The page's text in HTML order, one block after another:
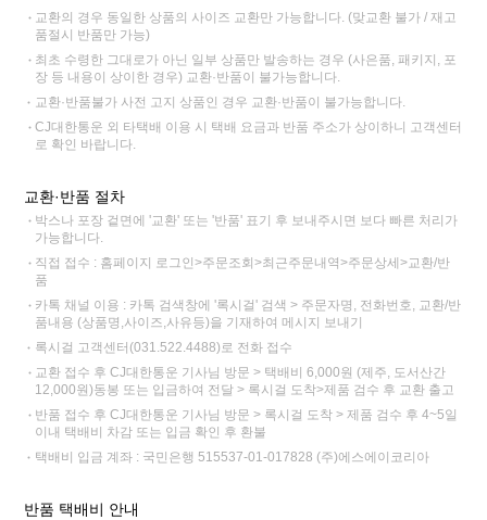
교환의 경우 동일한 상품의 사이즈 교환만 가능합니다. (맞교환 불가 / 재고
품절시 반품만 가능)
최초 수령한 그대로가 아닌 일부 상품만 발송하는 경우 (사은품, 패키지, 포
장 등 내용이 상이한 경우) 교환·반품이 불가능합니다.
교환·반품불가 사전 고지 상품인 경우 교환·반품이 불가능합니다.
CJ대한통운 외 타택배 이용 시 택배 요금과 반품 주소가 상이하니 고객센터
로 확인 바랍니다.
교환·반품 절차
박스나 포장 겉면에 '교환' 또는 '반품' 표기 후 보내주시면 보다 빠른 처리가
가능합니다.
직접 접수 : 홈페이지 로그인>주문조회>최근주문내역>주문상세>교환/반
품
카톡 채널 이용 : 카톡 검색창에 '록시걸' 검색 > 주문자명, 전화번호, 교환/반
품내용 (상품명,사이즈,사유등)을 기재하여 메시지 보내기
록시걸 고객센터(031.522.4488)로 전화 접수
교환 접수 후 CJ대한통운 기사님 방문 > 택배비 6,000원 (제주, 도서산간
12,000원)동봉 또는 입금하여 전달 > 록시걸 도착>제품 검수 후 교환 출고
반품 접수 후 CJ대한통운 기사님 방문 > 록시걸 도착 > 제품 검수 후 4~5일
이내 택배비 차감 또는 입금 확인 후 환불
택배비 입금 계좌 : 국민은행 515537-01-017828 (주)에스에이코리아
반품 택배비 안내